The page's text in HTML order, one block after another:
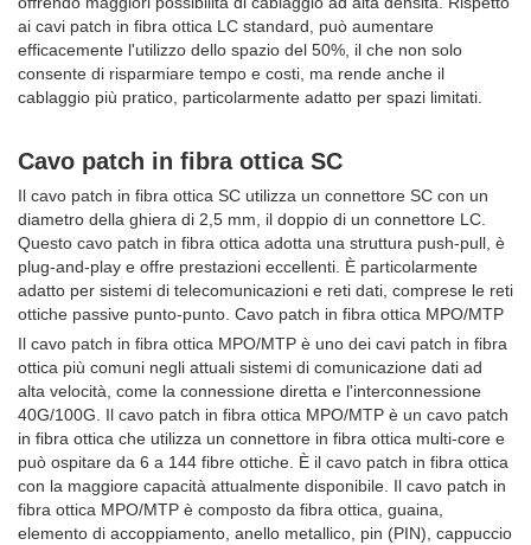
ai cavi patch in fibra ottica LC standard, può aumentare
efficacemente l'utilizzo dello spazio del 50%, il che non solo
consente di risparmiare tempo e costi, ma rende anche il
cablaggio più pratico, particolarmente adatto per spazi limitati.
Cavo patch in fibra ottica SC
Il cavo patch in fibra ottica SC utilizza un connettore SC con un
diametro della ghiera di 2,5 mm, il doppio di un connettore LC.
Questo cavo patch in fibra ottica adotta una struttura push-pull, è
plug-and-play e offre prestazioni eccellenti. È particolarmente
adatto per sistemi di telecomunicazioni e reti dati, comprese le reti
ottiche passive punto-punto. Cavo patch in fibra ottica MPO/MTP
Il cavo patch in fibra ottica MPO/MTP è uno dei cavi patch in fibra
ottica più comuni negli attuali sistemi di comunicazione dati ad
alta velocità, come la connessione diretta e l'interconnessione
40G/100G. Il cavo patch in fibra ottica MPO/MTP è un cavo patch
in fibra ottica che utilizza un connettore in fibra ottica multi-core e
può ospitare da 6 a 144 fibre ottiche. È il cavo patch in fibra ottica
con la maggiore capacità attualmente disponibile. Il cavo patch in
fibra ottica MPO/MTP è composto da fibra ottica, guaina,
elemento di accoppiamento, anello metallico, pin (PIN), cappuccio